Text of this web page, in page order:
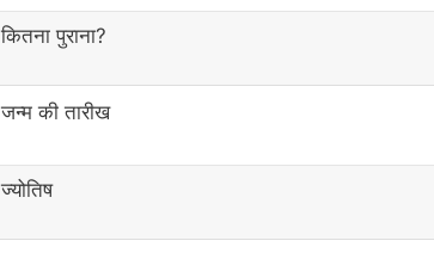
कितना पुराना?
जन्म की तारीख
ज्योतिष